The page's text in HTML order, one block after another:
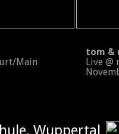
Main
tom &
Live @
Wuppertal